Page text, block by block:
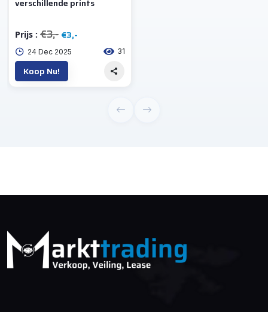
verschillende prints
Prijs : €3,- €3,-
24 Dec 2025 31
Koop Nu!